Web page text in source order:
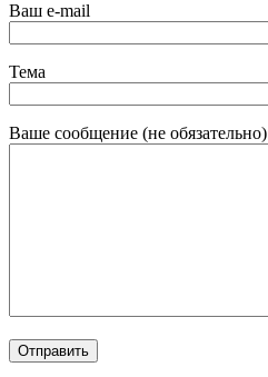
Ваш e-mail
Тема
Ваше сообщение (не обязательно)